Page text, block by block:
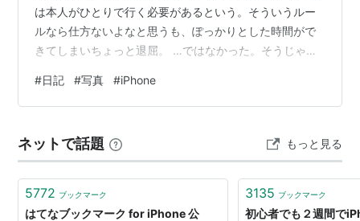
iPhone X
iPhone XR
iPhone Xs
iPhone Xs Max
2007年
1月9日、Macworld 2007で発表。
6月29日、アメリカで発売、販売キャリアは
は本人がひとりで行く必要があるという。そういうルー
ルなら仕方ないよなと思うも、ぽっかりとした時間がで
きてしまいちょっと退屈。 …ではなかった。そうじゃな
ければならないんだった。妻がスマホを新調したのだが
ケースが無く、それを夕べのうちにヨドバシに注文して
る。郵送とか荷物配達でお願いしたらいつ来るか分から
ないし、最悪タッチの差で受け取りできなかったとかな
ったら意味が無い。「今必要なのよ今」…
#日記 #写真 #iPhone
ネットで話題 もっと見る
5772 ブックマーク
はてなブックマーク for iPhone 公
3135 ブックマーク
初心者でも２週間で